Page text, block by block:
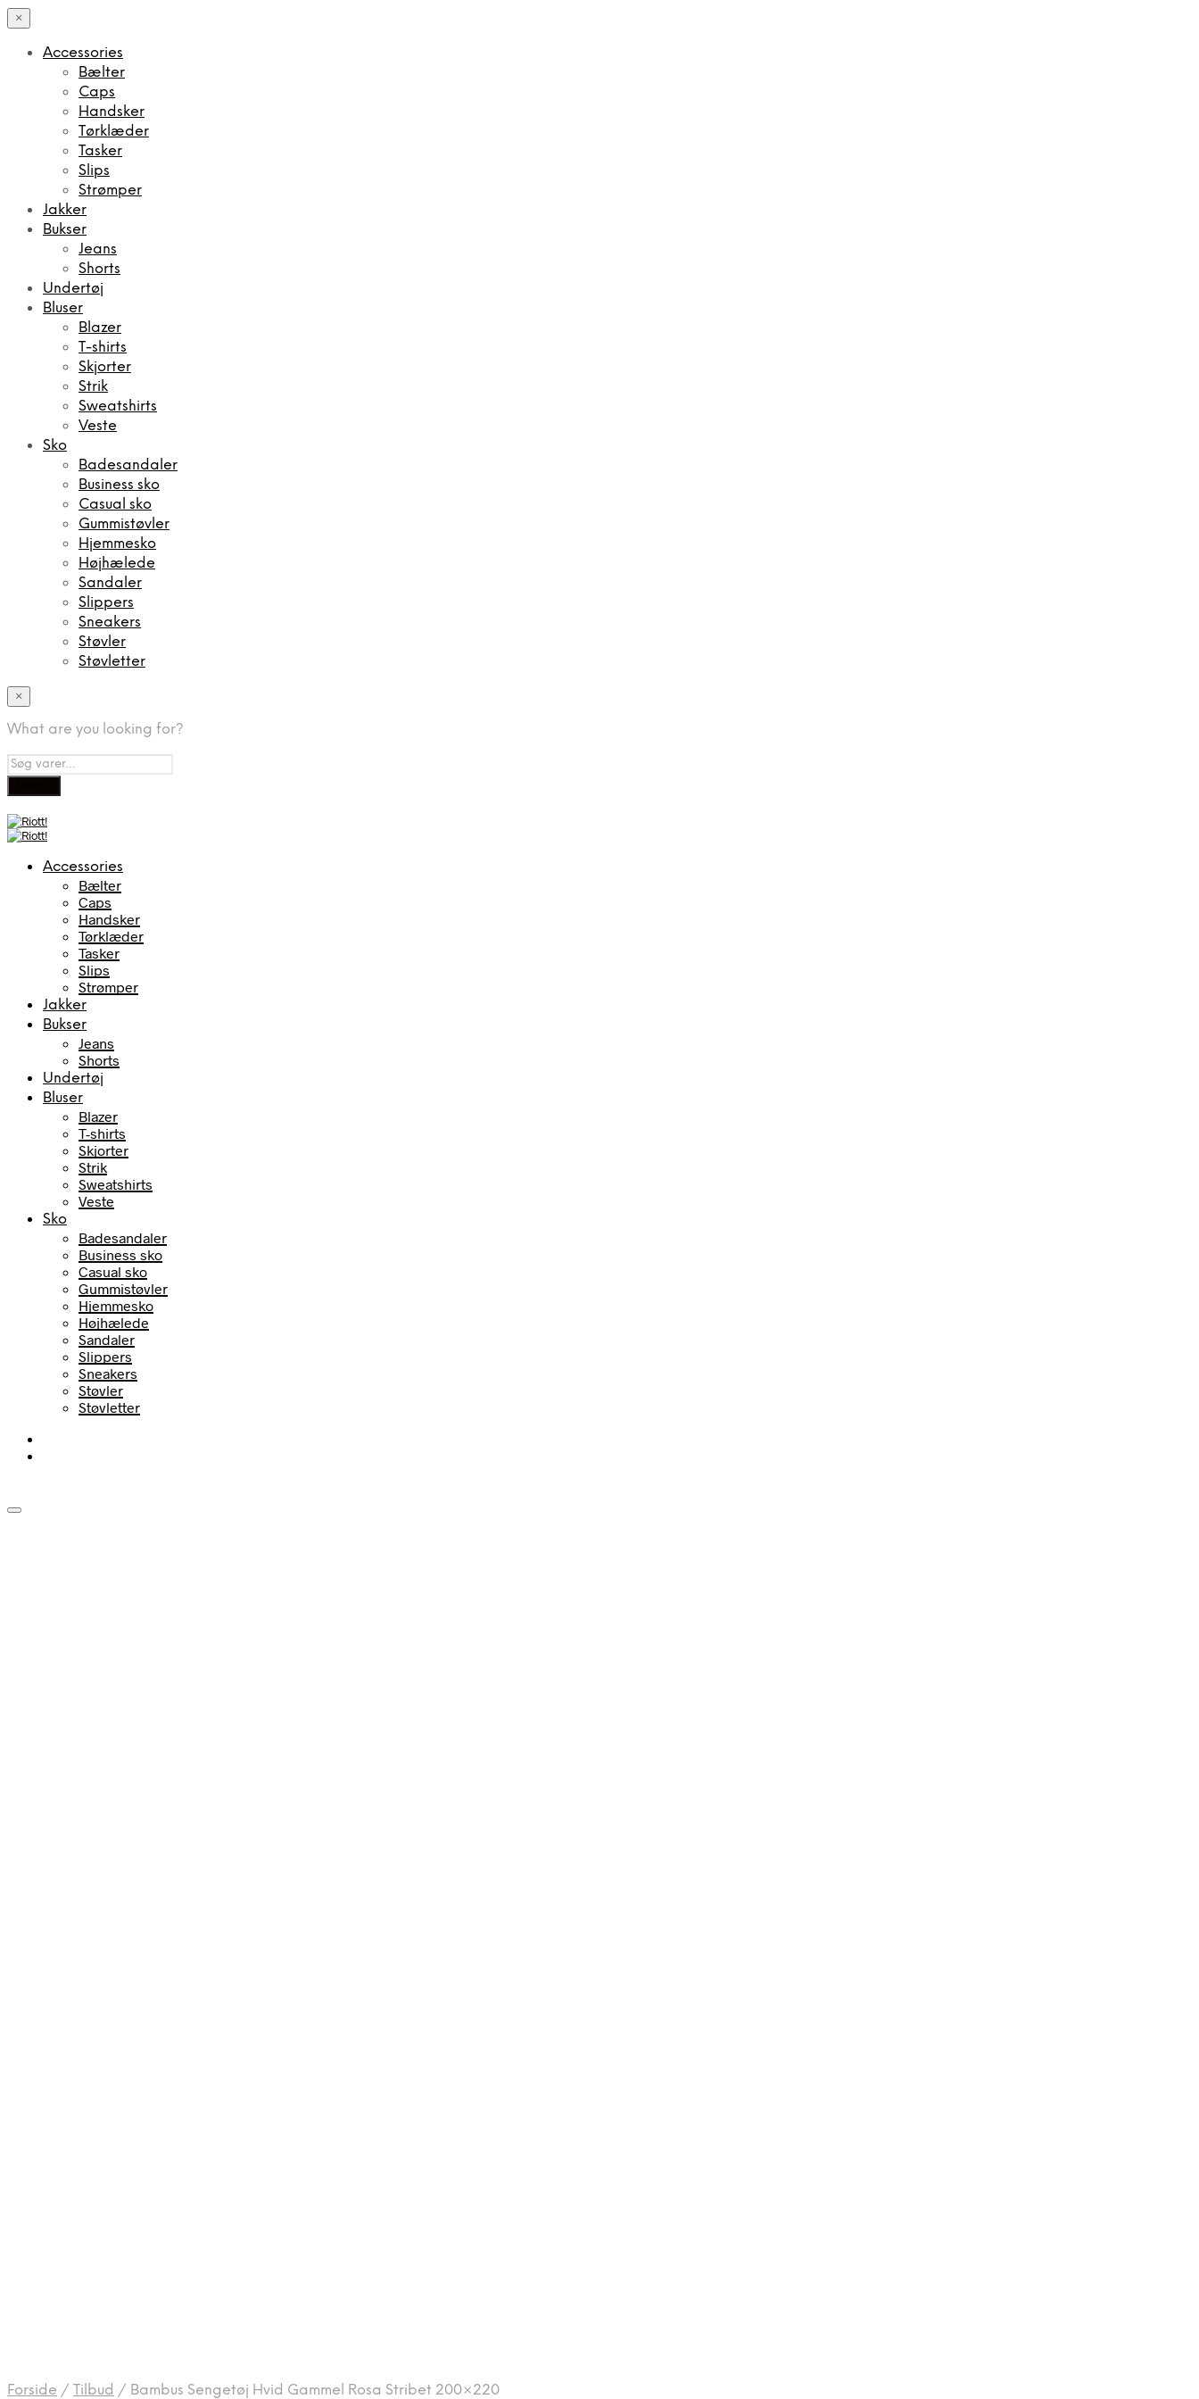
×
Accessories
Bælter
Caps
Handsker
Tørklæder
Tasker
Slips
Strømper
Jakker
Bukser
Jeans
Shorts
Undertøj
Bluser
Blazer
T-shirts
Skjorter
Strik
Sweatshirts
Veste
Sko
Badesandaler
Business sko
Casual sko
Gummistøvler
Hjemmesko
Højhælede
Sandaler
Slippers
Sneakers
Støvler
Støvletter
×
What are you looking for?
Accessories
Bælter
Caps
Handsker
Tørklæder
Tasker
Slips
Strømper
Jakker
Bukser
Jeans
Shorts
Undertøj
Bluser
Blazer
T-shirts
Skjorter
Strik
Sweatshirts
Veste
Sko
Badesandaler
Business sko
Casual sko
Gummistøvler
Hjemmesko
Højhælede
Sandaler
Slippers
Sneakers
Støvler
Støvletter
Forside / Tilbud / Bambus Sengetøj Hvid Gammel Rosa Stribet 200×220